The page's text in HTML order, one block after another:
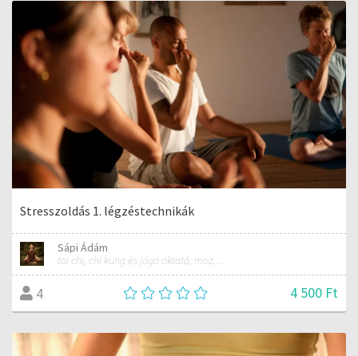
Stresszoldás 1. légzéstechnikák
Sápi Ádám
tai chi, chi kung és jóga oktató, mozgásterapeuta, buddhista tanító
4 4 500 Ft